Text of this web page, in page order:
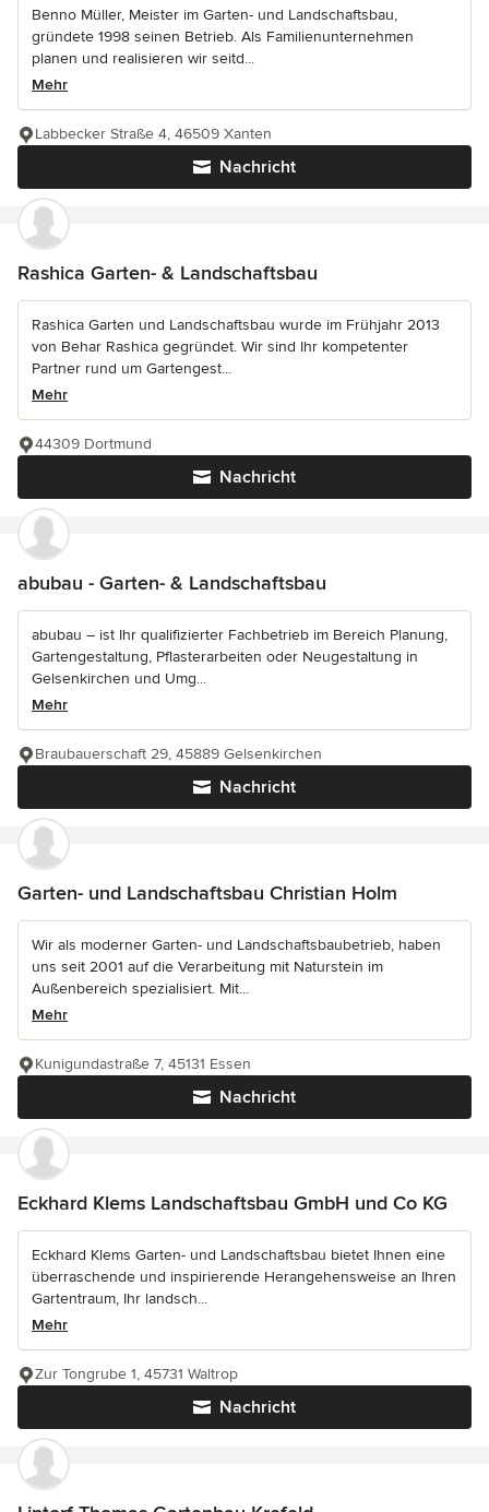
Benno Müller, Meister im Garten- und Landschaftsbau,
gründete 1998 seinen Betrieb. Als Familienunternehmen
planen und realisieren wir seitd...
Mehr
Nachricht
Labbecker Straße 4, 46509 Xanten
Rashica Garten- & Landschaftsbau
Rashica Garten und Landschaftsbau wurde im Frühjahr 2013
von Behar Rashica gegründet. Wir sind Ihr kompetenter
Partner rund um Gartengest...
Mehr
Nachricht
44309 Dortmund
abubau - Garten- & Landschaftsbau
abubau – ist Ihr qualifizierter Fachbetrieb im Bereich Planung,
Gartengestaltung, Pflasterarbeiten oder Neugestaltung in
Gelsenkirchen und Umg...
Mehr
Nachricht
Braubauerschaft 29, 45889 Gelsenkirchen
Garten- und Landschaftsbau Christian Holm
Wir als moderner Garten- und Landschaftsbaubetrieb, haben
uns seit 2001 auf die Verarbeitung mit Naturstein im
Außenbereich spezialisiert. Mit...
Mehr
Nachricht
Kunigundastraße 7, 45131 Essen
Eckhard Klems Landschaftsbau GmbH und Co KG
Eckhard Klems Garten- und Landschaftsbau bietet Ihnen eine
überraschende und inspirierende Herangehensweise an Ihren
Gartentraum, Ihr landsch...
Mehr
Nachricht
Zur Tongrube 1, 45731 Waltrop